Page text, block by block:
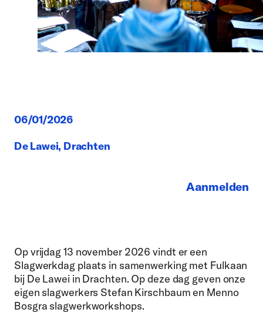
06/01/2026
De Lawei, Drachten
Aanmelden
Op vrijdag 13 november 2026 vindt er een
Slagwerkdag plaats in samenwerking met Fulkaan
bij De Lawei in Drachten. Op deze dag geven onze
eigen slagwerkers Stefan Kirschbaum en Menno
Bosgra slagwerkworkshops.